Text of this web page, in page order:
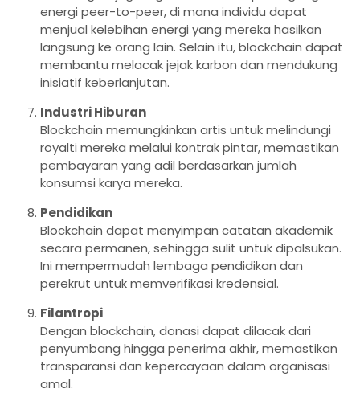
energi peer-to-peer, di mana individu dapat
menjual kelebihan energi yang mereka hasilkan
langsung ke orang lain. Selain itu, blockchain dapat
membantu melacak jejak karbon dan mendukung
inisiatif keberlanjutan.
Industri Hiburan
Blockchain memungkinkan artis untuk melindungi
royalti mereka melalui kontrak pintar, memastikan
pembayaran yang adil berdasarkan jumlah
konsumsi karya mereka.
Pendidikan
Blockchain dapat menyimpan catatan akademik
secara permanen, sehingga sulit untuk dipalsukan.
Ini mempermudah lembaga pendidikan dan
perekrut untuk memverifikasi kredensial.
Filantropi
Dengan blockchain, donasi dapat dilacak dari
penyumbang hingga penerima akhir, memastikan
transparansi dan kepercayaan dalam organisasi
amal.